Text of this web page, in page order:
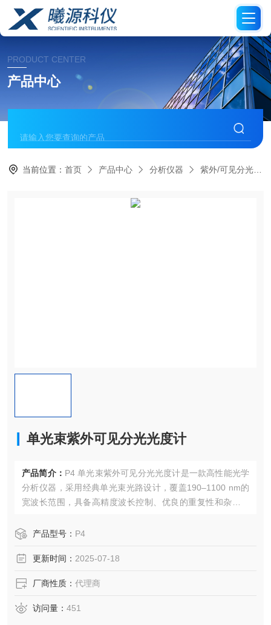
PRODUCT CENTER
产品中心
当前位置：首页 产品中心 分析仪器 紫外/可见分光光度计
单光束紫外可见分光光度计
产品简介： P4 单光束紫外可见分光光度计是一款高性能光学
分析仪器，采用经典单光束光路设计，覆盖190–1100 nm的
宽波长范围，具备高精度波长控制、优良的重复性和杂散光
产品型号： P4
更新时间： 2025-07-18
厂商性质： 代理商
访问量： 451